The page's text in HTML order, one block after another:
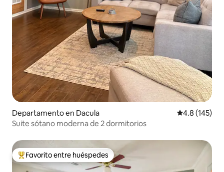
Departamento en Dacula Calificación
4.8 (145)
Suite sótano moderna de 2 dormitorios
De los mejores en Favorito entre huéspedes
Favorito entre huéspedes